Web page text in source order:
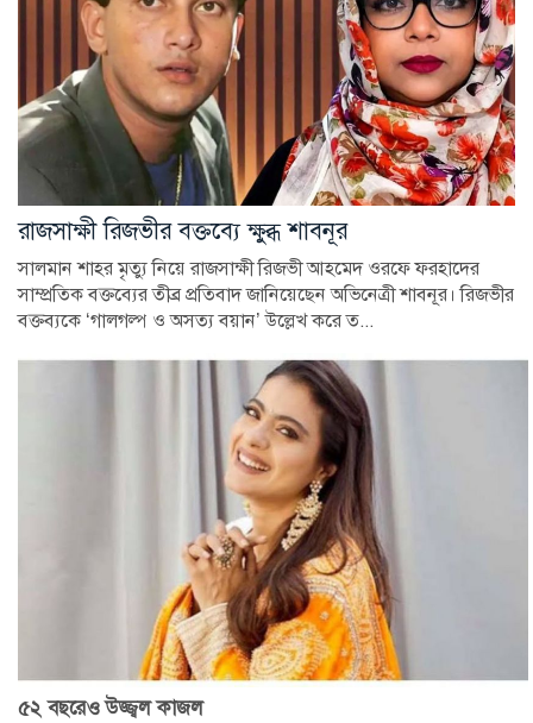
রাজসাক্ষী রিজভীর বক্তব্যে ক্ষুব্ধ শাবনূর
সালমান শাহর মৃত্যু নিয়ে রাজসাক্ষী রিজভী আহমেদ ওরফে ফরহাদের
সাম্প্রতিক বক্তব্যের তীব্র প্রতিবাদ জানিয়েছেন অভিনেত্রী শাবনূর। রিজভীর
বক্তব্যকে ‘গালগল্প ও অসত্য বয়ান’ উল্লেখ করে ত...
৫২ বছরেও উজ্জ্বল কাজল